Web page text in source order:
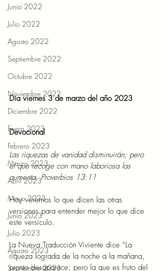
Junio 2022
Julio 2022
Agosto 2022
Septiembre 2022
Octubre 2022
Noviembre 2022
Diciembre 2022
Enero 2023
Febrero 2023
Marzo 2023
Abril 2023
Mayo 2023
Junio 2023
Julio 2023
Agosto 2023
Septiembre 2023
Día viernes 3 de marzo del año 2023
Devocional
Las riquezas de vanidad disminuirán; pero
el que recoge con mano laboriosa las
aumenta. Proverbios 13:11
Hoy veremos lo que dicen las otras
versiones para entender mejor lo que dice
este versículo.
La Nueva Traducción Viviente dice “La
riqueza lograda de la noche a la mañana,
pronto desaparece; pero la que es fruto del